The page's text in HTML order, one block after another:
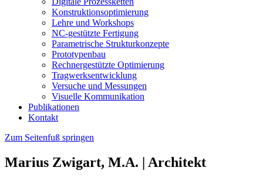
Konstruktionsoptimierung
Lehre und Workshops
NC-gestützte Fertigung
Parametrische Strukturkonzepte
Prototypenbau
Rechnergestützte Optimierung
Tragwerksentwicklung
Versuche und Messungen
Visuelle Kommunikation
Publikationen
Kontakt
Zum Seitenfuß springen
Marius Zwigart, M.A. | Architekt